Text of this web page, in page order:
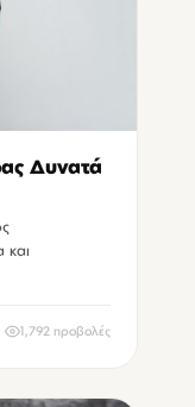
Δυνατά
και
1,792 προβολές